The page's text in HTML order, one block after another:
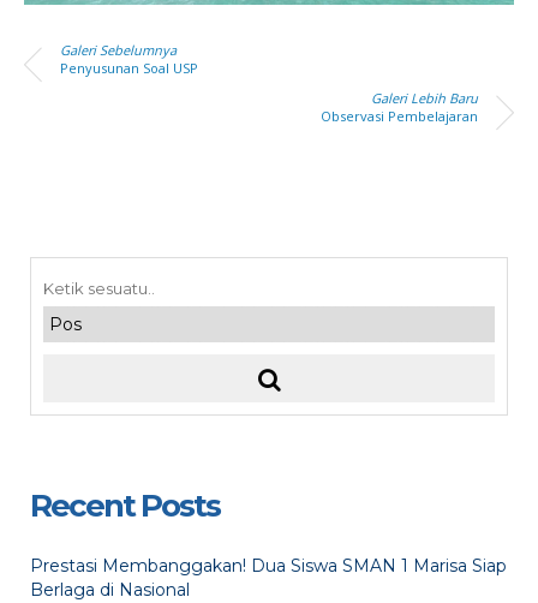
Galeri Sebelumnya
Penyusunan Soal USP
Galeri Lebih Baru
Observasi Pembelajaran
Recent Posts
Prestasi Membanggakan! Dua Siswa SMAN 1 Marisa Siap
Berlaga di Nasional